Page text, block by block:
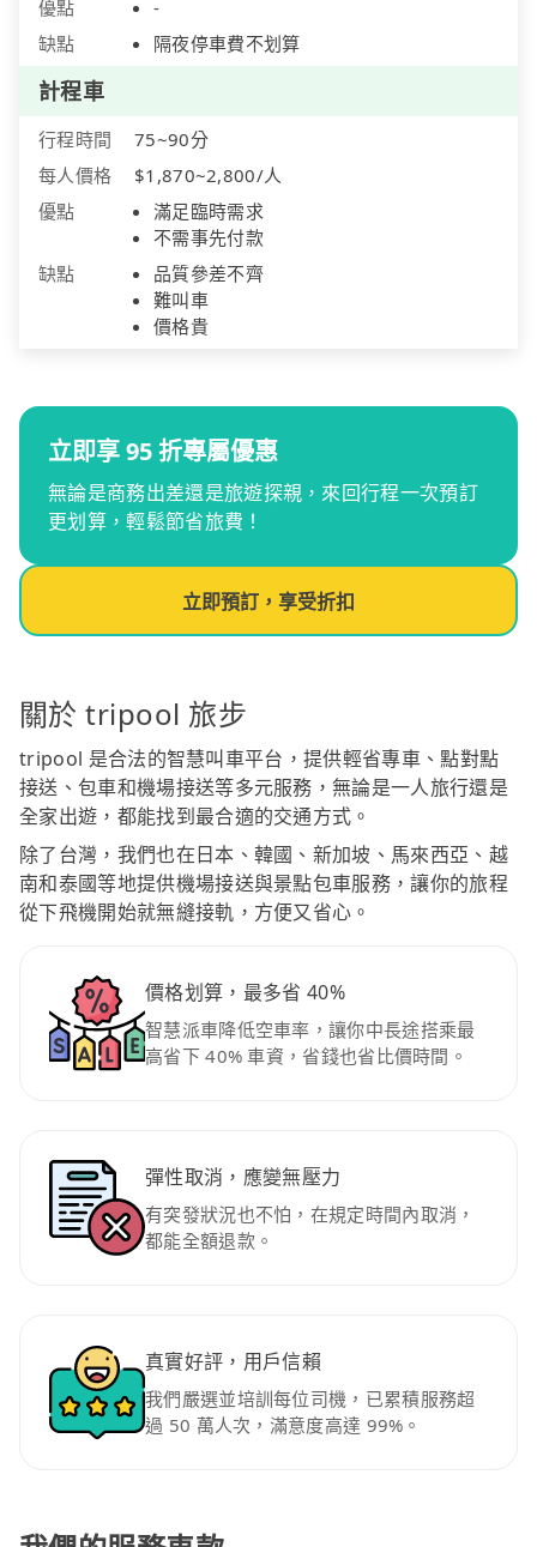
優點
-
缺點
隔夜停車費不划算
計程車
行程時間
75~90分
每人價格
$1,870~2,800/人
優點
滿足臨時需求
不需事先付款
缺點
品質參差不齊
難叫車
價格貴
立即享 95 折專屬優惠
無論是商務出差還是旅遊探親，來回行程一次預訂
更划算，輕鬆節省旅費！
立即預訂，享受折扣
關於 tripool 旅步
tripool 是合法的智慧叫車平台，提供輕省專車、點對點
接送、包車和機場接送等多元服務，無論是一人旅行還是
全家出遊，都能找到最合適的交通方式。
除了台灣，我們也在日本、韓國、新加坡、馬來西亞、越
南和泰國等地提供機場接送與景點包車服務，讓你的旅程
從下飛機開始就無縫接軌，方便又省心。
價格划算，最多省 40%
智慧派車降低空車率，讓你中長途搭乘最
高省下 40% 車資，省錢也省比價時間。
彈性取消，應變無壓力
有突發狀況也不怕，在規定時間內取消，
都能全額退款。
真實好評，用戶信賴
我們嚴選並培訓每位司機，已累積服務超
過 50 萬人次，滿意度高達 99%。